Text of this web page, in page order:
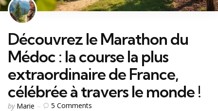
Découvrez le Marathon du
Médoc : la course la plus
extraordinaire de France,
célébrée à travers le monde !
Posted
by Marie 5 Comments